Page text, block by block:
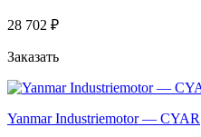
28 702 ₽
Заказать
Yanmar Industriemotor — CYAR